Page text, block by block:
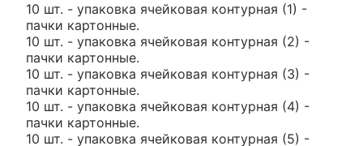
10 шт. - упаковка ячейковая контурная (1) -
пачки картонные.
10 шт. - упаковка ячейковая контурная (2) -
пачки картонные.
10 шт. - упаковка ячейковая контурная (3) -
пачки картонные.
10 шт. - упаковка ячейковая контурная (4) -
пачки картонные.
10 шт. - упаковка ячейковая контурная (5) -